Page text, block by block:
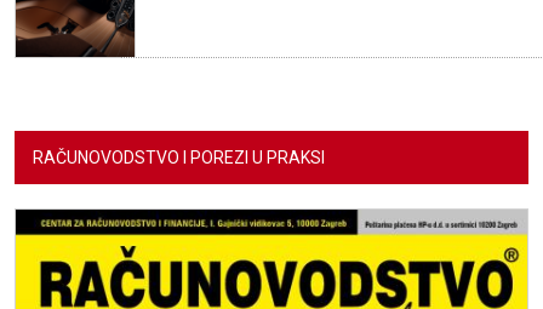
RAČUNOVODSTVO I POREZI U PRAKSI